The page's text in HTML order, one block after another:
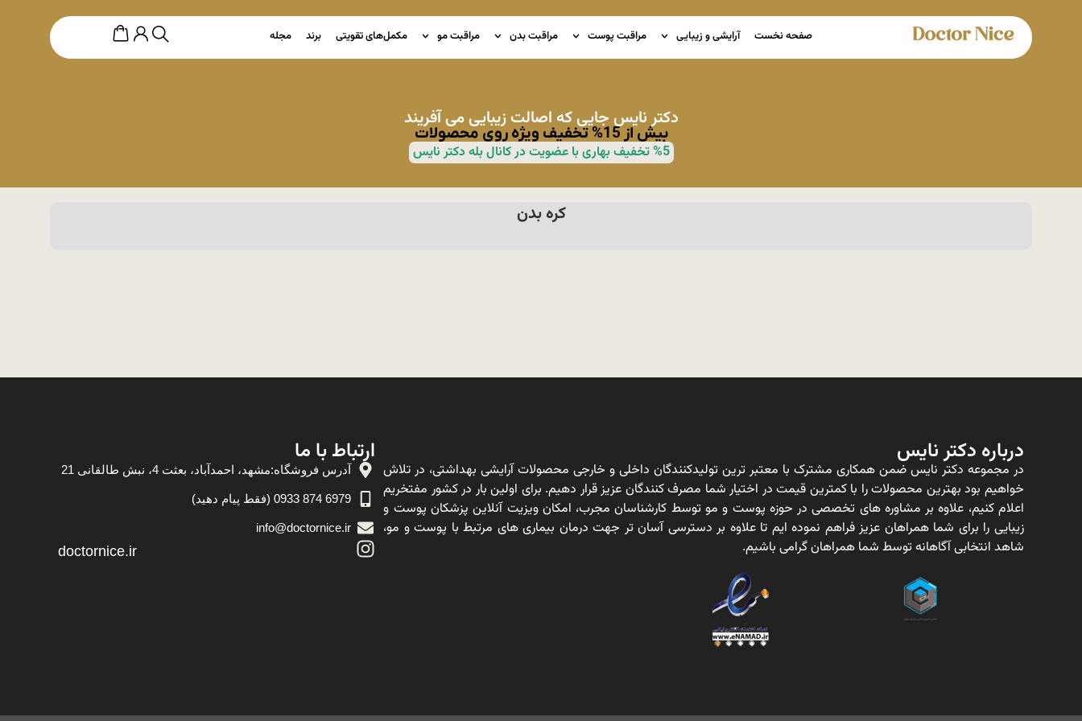
صفحه نخست آرایشی و زیبایی مراقبت پوست مراقبت بدن مراقبت مو مکمل‌های تقویتی برند مجله
دکتر نایس جایی که اصالت زیبایی می آفریند
بیش از 15% تخفیف ویژه روی محصولات
%5 تخفیف بهاری با عضویت در کانال بله دکتر نایس
کره بدن
درباره دکتر نایس
در مجموعه دکتر نایس ضمن همکاری مشترک با معتبر ترین تولیدکنندگان داخلی و خارجی محصولات آرایشی بهداشتی، در تلاش
خواهیم بود بهترین محصولات را با کمترین قیمت در اختیار شما مصرف کنندگان عزیز قرار دهیم. برای اولین بار در کشور مفتخریم
اعلام کنیم، علاوه بر مشاوره های تخصصی در حوزه پوست و مو توسط کارشناسان مجرب، امکان ویزیت آنلاین پزشکان پوست و
زیبایی را برای شما همراهان عزیز فراهم نموده ایم تا علاوه بر دسترسی آسان تر جهت درمان بیماری های مرتبط با پوست و مو،
شاهد انتخابی آگاهانه توسط شما همراهان گرامی باشیم.
ارتباط با ما
آدرس فروشگاه:مشهد، احمدآباد، بعثت 4، نبش طالقانی 21
6979 874 0933 (فقط پیام دهید)
info@doctornice.ir
doctornice.ir